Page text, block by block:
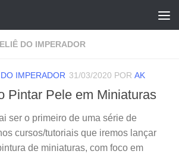
DO IMPERADOR
IMPERADOR 31/03/2020 POR AK
Pintar Pele em Miniaturas
ser o primeiro de uma série de
cursos/tutoriais que iremos lançar
de miniaturas, com foco em